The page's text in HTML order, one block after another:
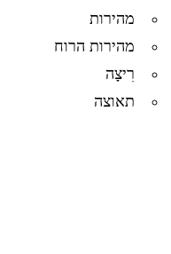
מהירות
מהירות הרוח
רִיצָה
תאוצה